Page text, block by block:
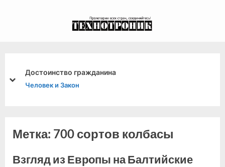
гражданина
и Закон
prev
next
Метка: 700 сортов колбасы
Взгляд из Европы на Балтийские